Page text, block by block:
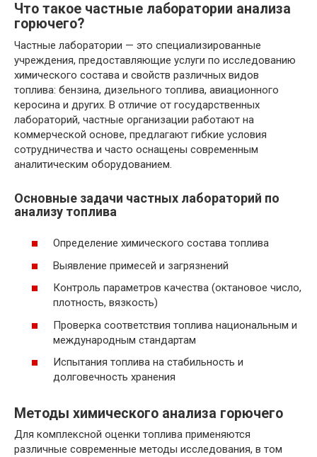
Что такое частные лаборатории анализа
горючего?
Частные лаборатории — это специализированные
учреждения, предоставляющие услуги по исследованию
химического состава и свойств различных видов
топлива: бензина, дизельного топлива, авиационного
керосина и других. В отличие от государственных
лабораторий, частные организации работают на
коммерческой основе, предлагают гибкие условия
сотрудничества и часто оснащены современным
аналитическим оборудованием.
Основные задачи частных лабораторий по
анализу топлива
Определение химического состава топлива
Выявление примесей и загрязнений
Контроль параметров качества (октановое число,
плотность, вязкость)
Проверка соответствия топлива национальным и
международным стандартам
Испытания топлива на стабильность и
долговечность хранения
Методы химического анализа горючего
Для комплексной оценки топлива применяются
различные современные методы исследования, в том